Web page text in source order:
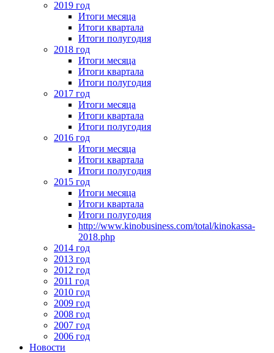
2019 год
Итоги месяца
Итоги квартала
Итоги полугодия
2018 год
Итоги месяца
Итоги квартала
Итоги полугодия
2017 год
Итоги месяца
Итоги квартала
Итоги полугодия
2016 год
Итоги месяца
Итоги квартала
Итоги полугодия
2015 год
Итоги месяца
Итоги квартала
Итоги полугодия
http://www.kinobusiness.com/total/kinokassa-
2018.php
2014 год
2013 год
2012 год
2011 год
2010 год
2009 год
2008 год
2007 год
2006 год
Новости